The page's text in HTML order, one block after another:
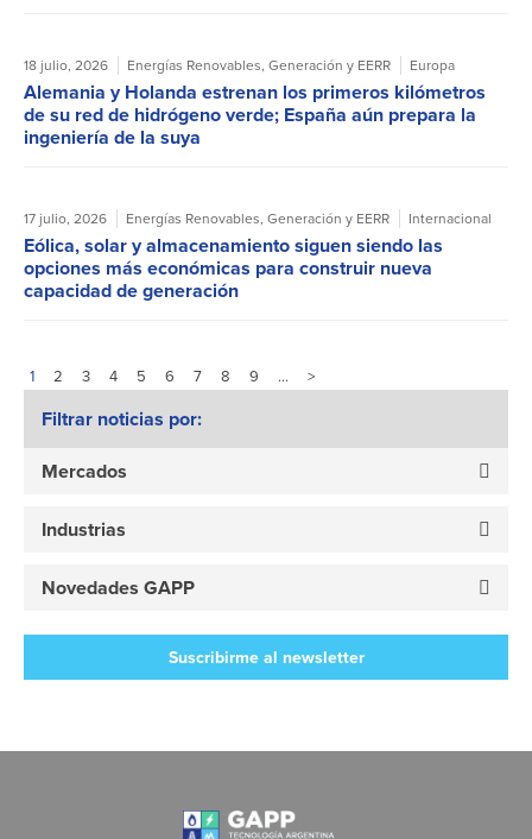
Filtrar noticias por:
Mercados
Industrias
Novedades GAPP
Suscribirme al newsletter
18 julio, 2026 Energías Renovables, Generación y EERR Europa
Alemania y Holanda estrenan los primeros kilómetros
de su red de hidrógeno verde; España aún prepara la
ingeniería de la suya
17 julio, 2026 Energías Renovables, Generación y EERR Internacional
Eólica, solar y almacenamiento siguen siendo las
opciones más económicas para construir nueva
capacidad de generación
1 2 3 4 5 6 7 8 9 … >